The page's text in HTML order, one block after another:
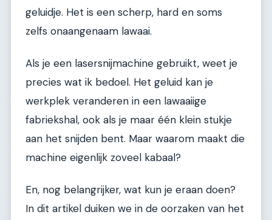
geluidje. Het is een scherp, hard en soms
zelfs onaangenaam lawaai.
Als je een lasersnijmachine gebruikt, weet je
precies wat ik bedoel. Het geluid kan je
werkplek veranderen in een lawaaiige
fabriekshal, ook als je maar één klein stukje
aan het snijden bent. Maar waarom maakt die
machine eigenlijk zoveel kabaal?
En, nog belangrijker, wat kun je eraan doen?
In dit artikel duiken we in de oorzaken van het